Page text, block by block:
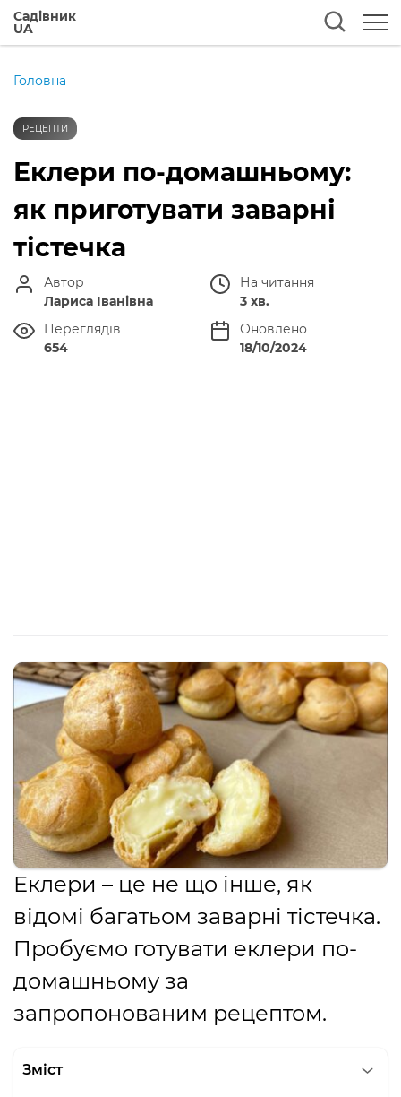
Садівник
UA
Головна
РЕЦЕПТИ
Еклери по-домашньому:
як приготувати заварні
тістечка
Автор
Лариса Іванівна
На читання
3 хв.
Переглядів
654
Оновлено
18/10/2024
Еклери – це не що інше, як
відомі багатьом заварні тістечка.
Пробуємо готувати еклери по-
домашньому за
запропонованим рецептом.
Зміст